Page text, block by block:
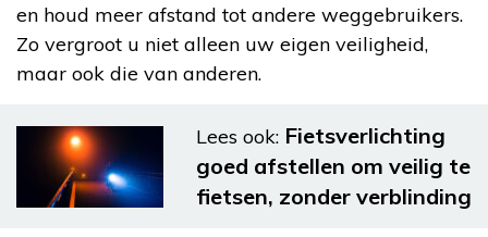
en houd meer afstand tot andere weggebruikers.
Zo vergroot u niet alleen uw eigen veiligheid,
maar ook die van anderen.
Lees ook: Fietsverlichting
goed afstellen om veilig te
fietsen, zonder verblinding